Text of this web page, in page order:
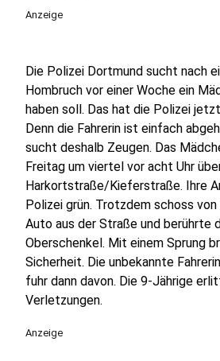
Anzeige
Die Polizei Dortmund sucht nach
Hombruch vor einer Woche ein
haben soll. Das hat die Polizei
Denn die Fahrerin ist einfach
sucht deshalb Zeugen. Das
Freitag um viertel vor acht Uhr
Harkortstraße/Kieferstraße. Ihre
Polizei grün. Trotzdem schoss
Auto aus der Straße und berührte
Oberschenkel. Mit einem Sprung
Sicherheit. Die unbekannte
fuhr dann davon. Die 9-Jährige
Verletzungen.
Anzeige